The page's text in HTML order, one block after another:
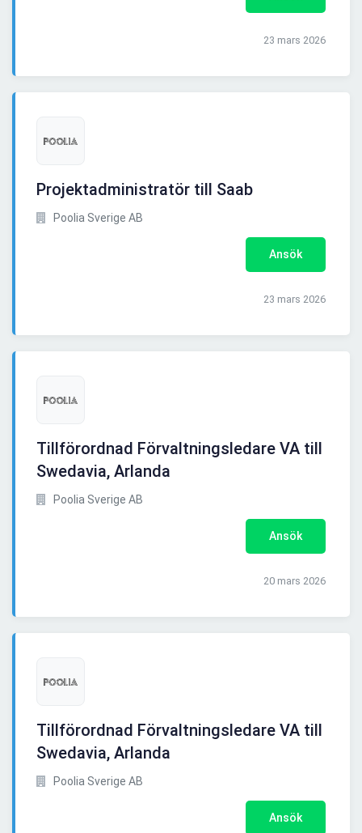
23 mars 2026
Projektadministratör till Saab
Poolia Sverige AB
Ansök
23 mars 2026
Tillförordnad Förvaltningsledare VA till
Swedavia, Arlanda
Poolia Sverige AB
Ansök
20 mars 2026
Tillförordnad Förvaltningsledare VA till
Swedavia, Arlanda
Poolia Sverige AB
Ansök